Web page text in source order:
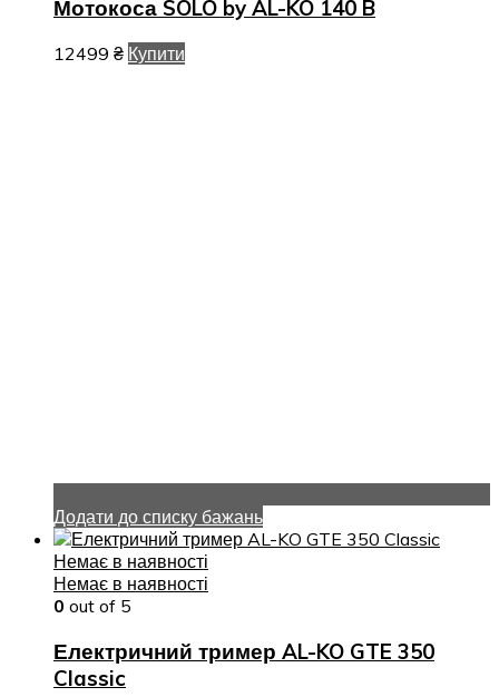
Мотокоса SOLO by AL-KO 140 B
12499 ₴ Купити
Додати до списку бажань
Немає в наявності
Немає в наявності
0 out of 5
Електричний тример AL-KO GTE 350
Classic